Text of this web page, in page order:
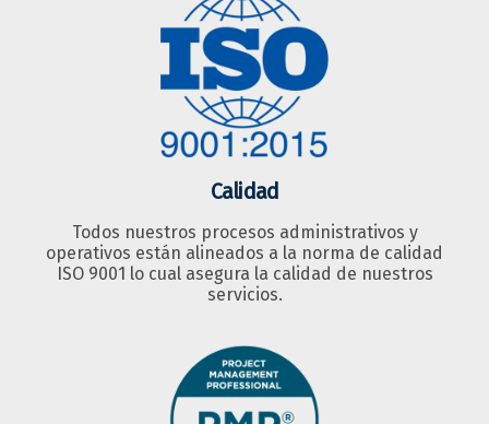
Calidad
Todos nuestros procesos administrativos y
operativos están alineados a la norma de calidad
ISO 9001 lo cual asegura la calidad de nuestros
servicios.